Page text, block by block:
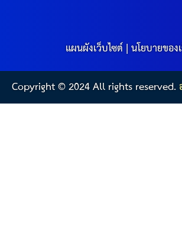
แผนผังเว็บไซต์|นโยบายของ
Copyright © 2024 All rights reserved.